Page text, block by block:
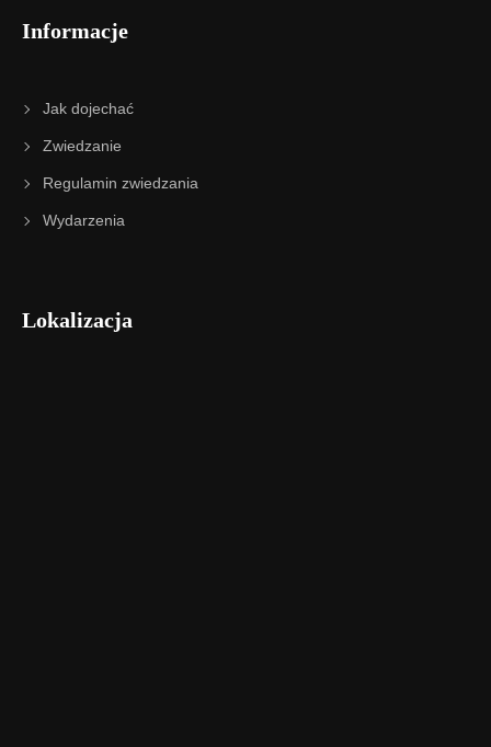
Informacje
Jak dojechać
Zwiedzanie
Regulamin zwiedzania
Wydarzenia
Lokalizacja